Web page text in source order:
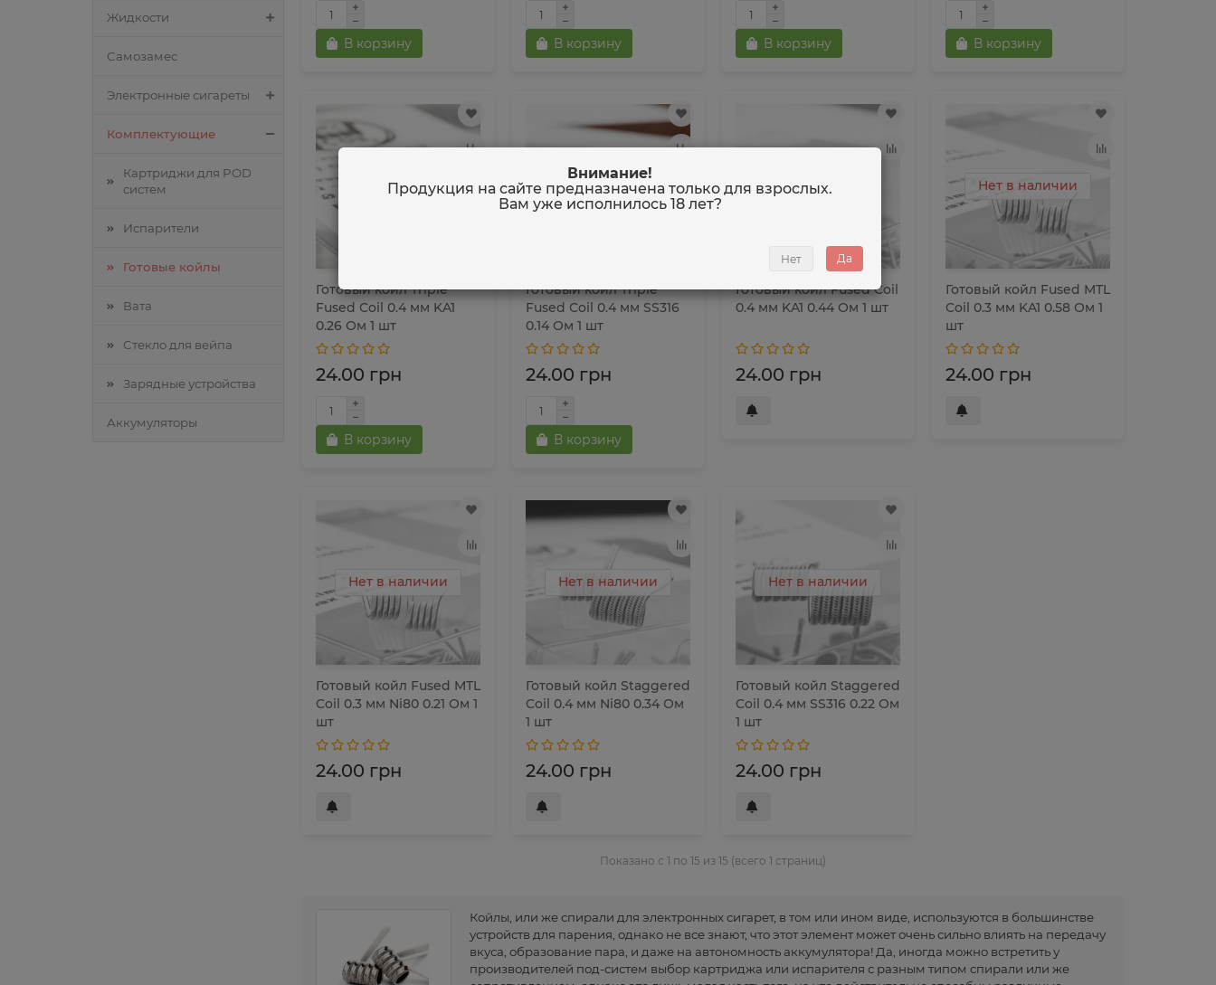
Жидкости
Самозамес
Электронные сигареты
Комплектующие
Картриджи для POD
систем
Испарители
Готовые койлы
Вата
Стекло для вейпа
Зарядные устройства
Аккумуляторы
В корзину В корзину В корзину В корзину
Готовый койл Triple
Fused Coil 0.4 мм KA1
0.26 Ом 1 шт
24.00 грн
В корзину
Готовый койл Triple
Fused Coil 0.4 мм SS316
0.14 Ом 1 шт
24.00 грн
В корзину
Нет в наличии
Готовый койл Fused Coil
0.4 мм KA1 0.44 Ом 1 шт
24.00 грн
Нет в наличии
Готовый койл Fused MTL
Coil 0.3 мм KA1 0.58 Ом 1
шт
24.00 грн
Нет в наличии
Готовый койл Fused MTL
Coil 0.3 мм Ni80 0.21 Ом 1
шт
24.00 грн
Нет в наличии
Готовый койл Staggered
Coil 0.4 мм Ni80 0.34 Ом
1 шт
24.00 грн
Нет в наличии
Готовый койл Staggered
Coil 0.4 мм SS316 0.22 Ом
1 шт
24.00 грн
Показано с 1 по 15 из 15 (всего 1 страниц)
Койлы, или же спирали для электронных сигарет, в том или ином виде, используются в большинстве
устройств для парения, однако не все знают, что этот элемент может очень сильно влиять на передачу
вкуса, образование пара, и даже на автономность аккумулятора! Да, иногда можно встретить у
производителей под-систем выбор картриджа или испарителя с разным типом спирали или же
Внимание!
Продукция на сайте предназначена только для взрослых.
Вам уже исполнилось 18 лет?
Нет Да